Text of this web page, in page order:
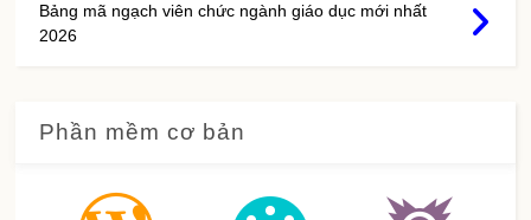
Bảng mã ngạch viên chức ngành giáo dục mới nhất
2026
Phần mềm cơ bản